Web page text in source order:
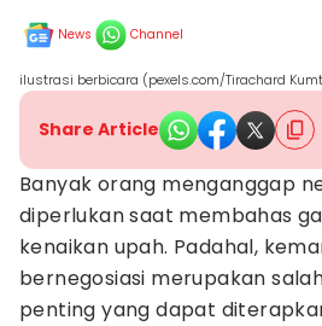
News Channel
ilustrasi berbicara (pexels.com/Tirachard
Share Article
Banyak orang menganggap
diperlukan saat membahas
kenaikan upah. Padahal,
bernegosiasi merupakan
penting yang dapat